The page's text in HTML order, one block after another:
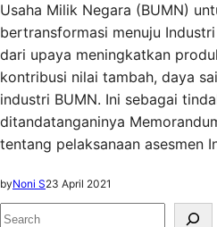
Usaha Milik Negara (BUMN)
bertransformasi menuju
dari upaya meningkatkan
kontribusi nilai tambah, daya
industri BUMN. Ini sebagai
ditandatanganinya
tentang pelaksanaan asesmen
byNoni S23 April 2021
S